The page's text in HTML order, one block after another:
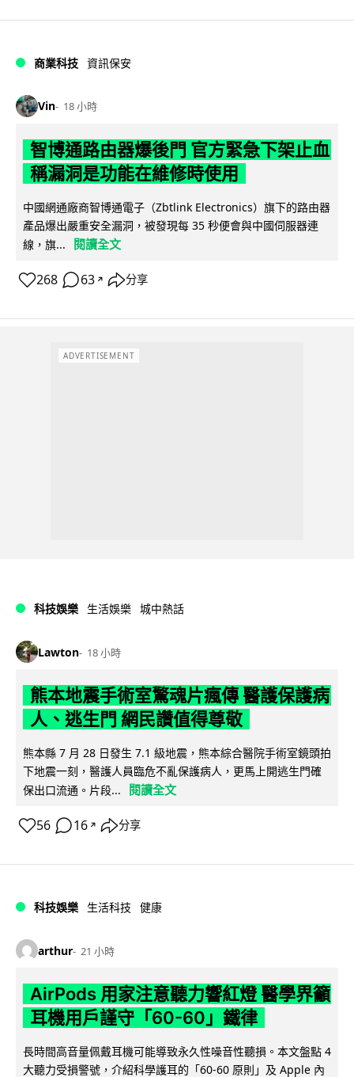
商業科技 資訊保安
Vin 18 小時
智博通路由器爆後門 官方緊急下架止血
稱漏洞是功能在維修時使用
中國網通廠商智博通電子（Zbtlink Electronics）旗下的路由器
產品爆出嚴重安全漏洞，被發現每 35 秒便會與中國伺服器連
線，旗...
閱讀全文
268 63 ↗ 分享
ADVERTISEMENT
科技娛樂 生活娛樂 城中熱話
Lawton 18 小時
熊本地震手術室驚魂片瘋傳 醫護保護病
人、逃生門 網民讚值得尊敬
熊本縣 7 月 28 日發生 7.1 級地震，熊本綜合醫院手術室鏡頭拍
下地震一刻，醫護人員臨危不亂保護病人，更馬上開逃生門確
保出口流通。片段...
閱讀全文
56 16 ↗ 分享
科技娛樂 生活科技 健康
arthur 21 小時
AirPods 用家注意聽力響紅燈 醫學界籲
耳機用戶謹守「60-60」鐵律
長時間高音量佩戴耳機可能導致永久性噪音性聽損。本文盤點 4
大聽力受損警號，介紹科學護耳的「60-60 原則」及 Apple 內